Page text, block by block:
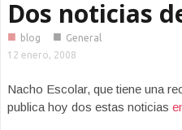
Dos noticias
■ blog ■ General
12 enero, 2008
Nacho Escolar, que tiene una
publica hoy dos estas noticias